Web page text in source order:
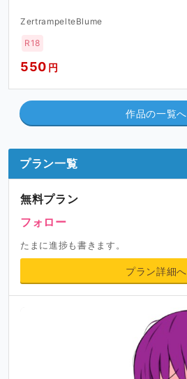
ZertrampelteBlume
R18
550 円
作品の一覧へ
プラン一覧
無料プラン
フォロー
たまに進捗も書きます。
プラン詳細へ